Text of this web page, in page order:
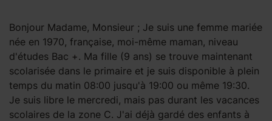
Bonjour Madame, Monsieur ; Je suis une femme mariée
née en 1970, française, moi-même maman, niveau
d'études Bac +. Ma fille (9 ans) se trouve maintenant
scolarisée dans le primaire et je suis disponible à plein
temps du matin 08:00 jusqu'à 19:00 ou même 19:30.
Je suis libre le mercredi, mais pas durant les vacances
scolaires de la zone C. J'ai déjà gardé des enfants à